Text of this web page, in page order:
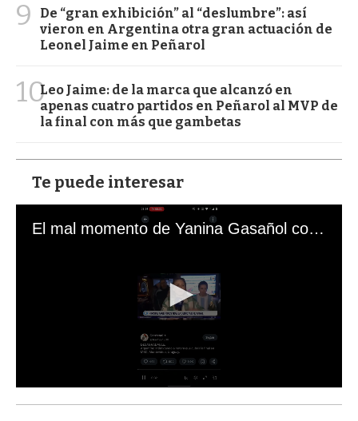
9
De “gran exhibición” al “deslumbre”: así
vieron en Argentina otra gran actuación de
Leonel Jaime en Peñarol
10Leo Jaime: de la marca que alcanzó en
apenas cuatro partidos en Peñarol al MVP de
la final con más que gambetas
Te puede interesar
El mal momento de Yanina Gasañol con un hincha argentino en "Subrayado"
s